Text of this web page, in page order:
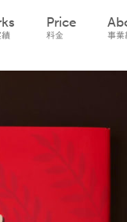
績
Price
料金 事業